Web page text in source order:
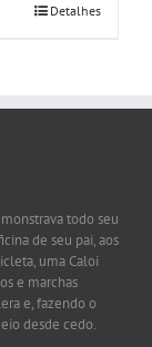
Detalhes
todo seu
de seu pai, aos
uma Caloi
e marchas
e, fazendo o
desde cedo.